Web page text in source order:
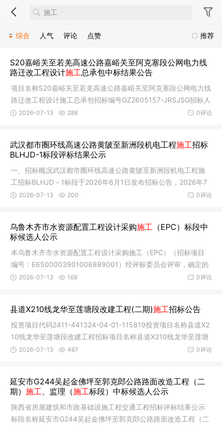
推荐
综合 人气 评论 点赞
S20嘉峪关至若羌高速公路嘉峪关至阿克塞段公网电力线
路迁改工程设计施工总承包中标结果公告
项目名称S20嘉峪关至若羌高速公路嘉峪关至阿克塞段公网电力线
路迁改工程设计施工总承包招标编号GZ2605157-JRSJSG招标人
甘肃嘉若
0评论
2026-07-13 288
武汉都市圈环线高速公路黄陂至新洲段机电工程施工招标
BLHJD-1标段评标结果公示
一、招标概况武汉都市圈环线高速公路黄陂至新洲段机电工程施
工招标BLHJD－1标段于2026年6月1日发布招标公告，2026年7
月10日在湖
0评论
2026-07-13 200
乌鲁木齐市水资源配置工程设计采购施工 （EPC）标段中
标候选人公示
本乌鲁木齐市水资源配置工程设计采购施工（EPC）（招标项目
编号：E6500003901006889001）经评标委员会评审，确定的
中标候选人，
0评论
2026-07-13 169
县道X210线龙华至莲塘段改建工程(二期)施工招标公告
投资项目代码2411-441324-04-01-115819投资项目名称县道X2
10线龙华至莲塘段改建工程招标项目名称县道X210线龙华至莲塘
段改建工程
0评论
2026-07-13 467
延安市G244吴起金佛坪至郭克郎公路路面改造工程（二
期） 施工、监理（施工标段）中标候选人公示
陕西省房屋建筑和市政基础设施工程交通工程招标评标结果公示
标段名称延安市G244吴起金佛坪至郭克郎公路路面改造工程（二